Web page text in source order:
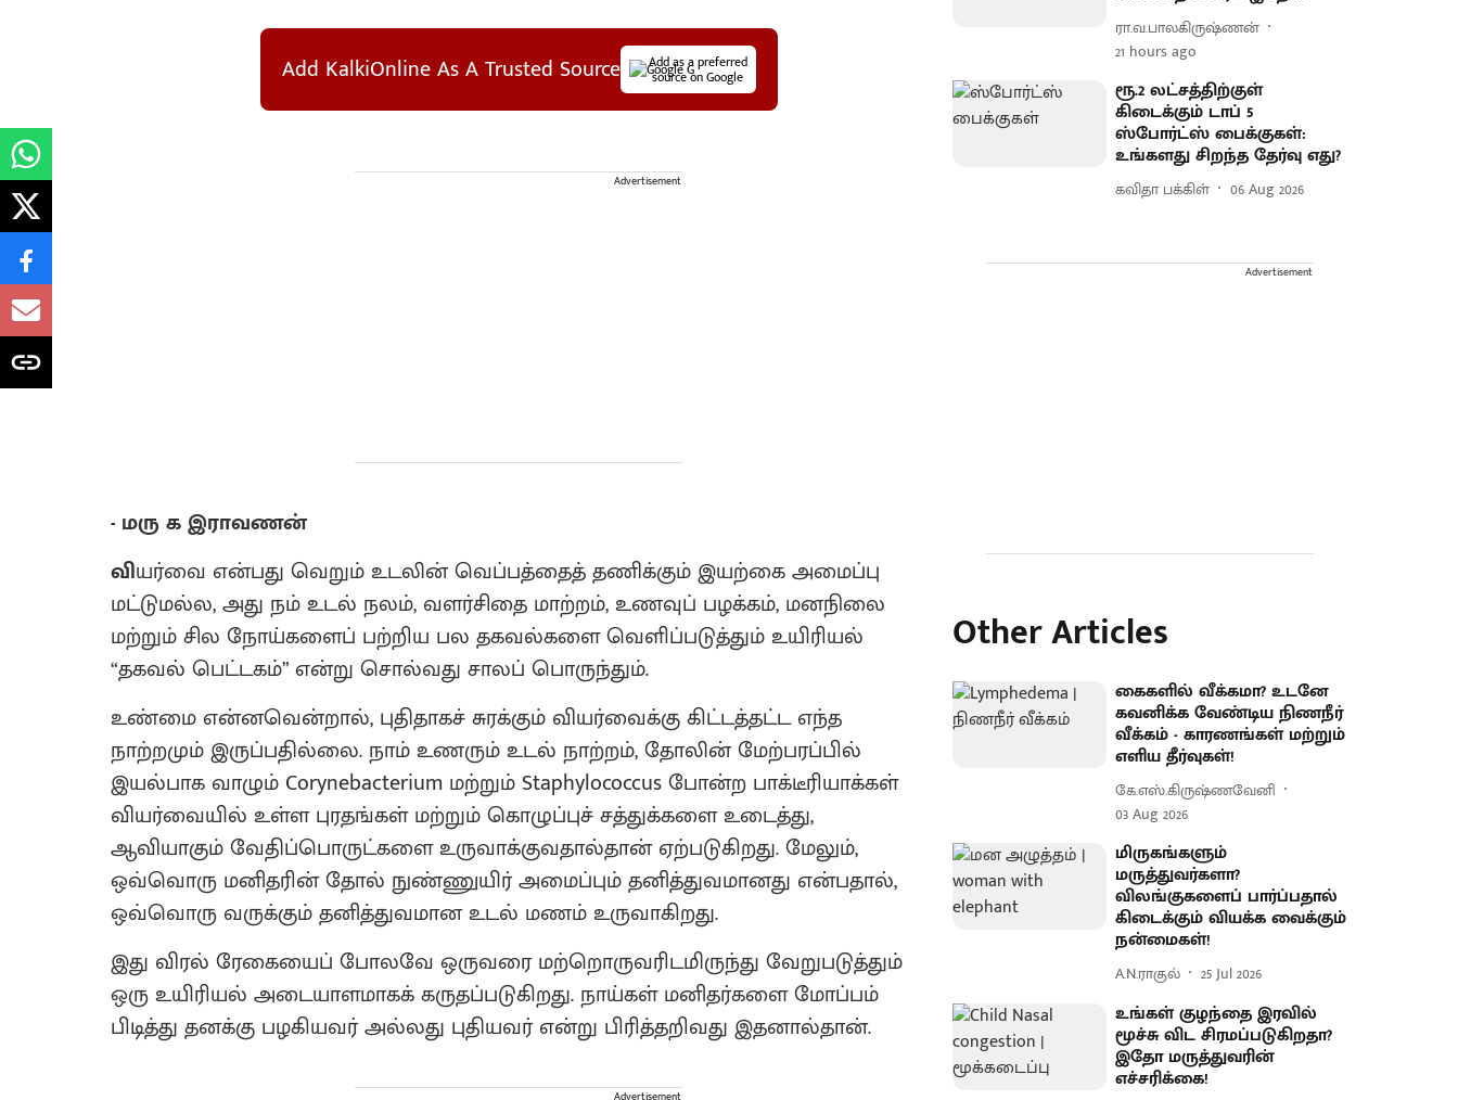
Add KalkiOnline As A Trusted Source Add as a preferred
source on Google
Advertisement
- மரு க இராவணன்
வியர்வை என்பது வெறும் உடலின் வெப்பத்தைத் தணிக்கும் இயற்கை அமைப்பு
மட்டுமல்ல, அது நம் உடல் நலம், வளர்சிதை மாற்றம், உணவுப் பழக்கம், மனநிலை
மற்றும் சில நோய்களைப் பற்றிய பல தகவல்களை வெளிப்படுத்தும் உயிரியல்
“தகவல் பெட்டகம்” என்று சொல்வது சாலப் பொருந்தும்.
உண்மை என்னவென்றால், புதிதாகச் சுரக்கும் வியர்வைக்கு கிட்டத்தட்ட எந்த
நாற்றமும் இருப்பதில்லை. நாம் உணரும் உடல் நாற்றம், தோலின் மேற்பரப்பில்
இயல்பாக வாழும் Corynebacterium மற்றும் Staphylococcus போன்ற பாக்டீரியாக்கள்
வியர்வையில் உள்ள புரதங்கள் மற்றும் கொழுப்புச் சத்துக்களை உடைத்து,
ஆவியாகும் வேதிப்பொருட்களை உருவாக்குவதால்தான் ஏற்படுகிறது. மேலும்,
ஒவ்வொரு மனிதரின் தோல் நுண்ணுயிர் அமைப்பும் தனித்துவமானது என்பதால்,
ஒவ்வொரு வருக்கும் தனித்துவமான உடல் மணம் உருவாகிறது.
இது விரல் ரேகையைப் போலவே ஒருவரை மற்றொருவரிடமிருந்து வேறுபடுத்தும்
ஒரு உயிரியல் அடையாளமாகக் கருதப்படுகிறது. நாய்கள் மனிதர்களை மோப்பம்
பிடித்து தனக்கு பழகியவர் அல்லது புதியவர் என்று பிரித்தறிவது இதனால்தான்.
ரா.வ.பாலகிருஷ்ணன்
21 hours ago
ரூ.2 லட்சத்திற்குள்
கிடைக்கும் டாப் 5
ஸ்போர்ட்ஸ் பைக்குகள்:
உங்களது சிறந்த தேர்வு எது?
கவிதா பக்கிள் 06 Aug 2026
Advertisement
Other Articles
கைகளில் வீக்கமா? உடனே
கவனிக்க வேண்டிய நிணநீர்
வீக்கம் - காரணங்கள் மற்றும்
எளிய தீர்வுகள்!
கே.எஸ்.கிருஷ்ணவேனி
03 Aug 2026
மிருகங்களும்
மருத்துவர்களா?
விலங்குகளைப் பார்ப்பதால்
கிடைக்கும் வியக்க வைக்கும்
நன்மைகள்!
A.N.ராகுல் 25 Jul 2026
உங்கள் குழந்தை இரவில்
மூச்சு விட சிரமப்படுகிறதா?
இதோ மருத்துவரின்
எச்சரிக்கை!